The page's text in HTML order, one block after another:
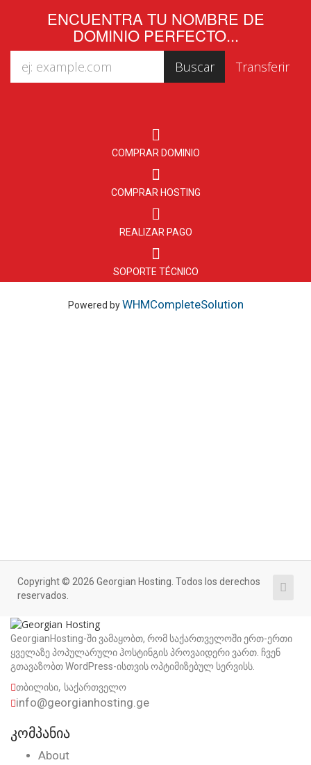
ENCUENTRA TU NOMBRE DE
DOMINIO PERFECTO...
COMPRAR DOMINIO
COMPRAR HOSTING
REALIZAR PAGO
SOPORTE TÉCNICO
Powered byWHMCompleteSolution
Copyright © 2026 Georgian Hosting. Todos los derechos
reservados.
GeorgianHosting-ში ვამაყობთ, რომ საქართველოში ერთ-ერთი
ყველაზე პოპულარული ჰოსტინგის პროვაიდერი ვართ. ჩვენ
გთავაზობთ WordPress-ისთვის ოპტიმიზებულ სერვისს.
თბილისი, საქართველო
info@georgianhosting.ge
კომპანია
About